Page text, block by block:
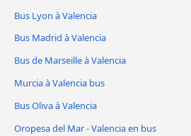
Bus Lyon à Valencia
Bus Madrid à Valencia
Bus de Marseille à Valencia
Murcia à Valencia bus
Bus Oliva à Valencia
Oropesa del Mar - Valencia en bus